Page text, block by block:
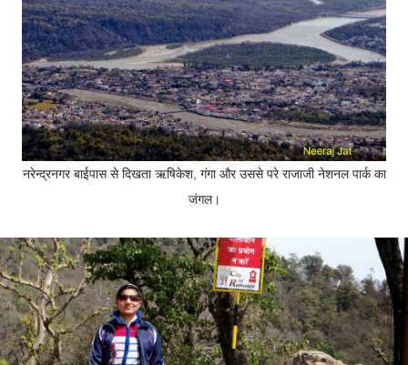
नरेन्द्रनगर बाईपास से दिखता ऋषिकेश, गंगा और उससे परे राजाजी नेशनल पार्क का
जंगल।